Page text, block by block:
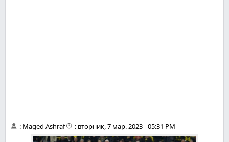
: Maged Ashraf : вторник, 7 мар. 2023 - 05:31 PM